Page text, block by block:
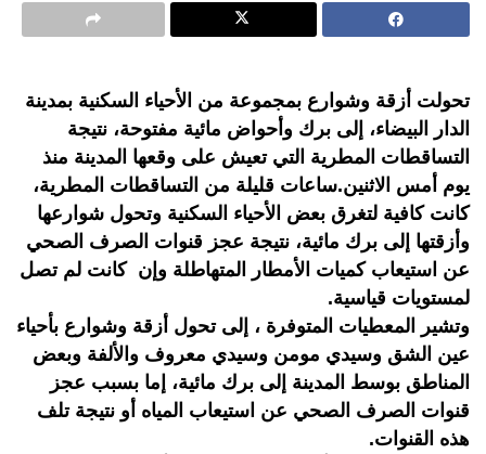
تحولت أزقة وشوارع بمجموعة من الأحياء السكنية بمدينة
الدار البيضاء، إلى برك وأحواض مائية مفتوحة، نتيجة
التساقطات المطرية التي تعيش على وقعها المدينة منذ
يوم أمس الاثنين.ساعات قليلة من التساقطات المطرية،
كانت كافية لتغرق بعض الأحياء السكنية وتحول شوارعها
وأزقتها إلى برك مائية، نتيجة عجز قنوات الصرف الصحي
عن استيعاب كميات الأمطار المتهاطلة وإن كانت لم تصل
لمستويات قياسية.
وتشير المعطيات المتوفرة ، إلى تحول أزقة وشوارع بأحياء
عين الشق وسيدي مومن وسيدي معروف والألفة وبعض
المناطق بوسط المدينة إلى برك مائية، إما بسبب عجز
قنوات الصرف الصحي عن استيعاب المياه أو نتيجة تلف
هذه القنوات.